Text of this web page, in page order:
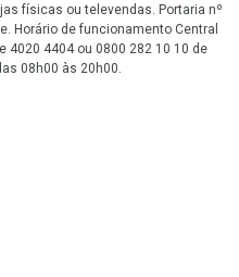
físicas ou televendas. Portaria nº
Horário de funcionamento Central
4020 4404 ou 0800 282 10 10 de
08h00 às 20h00.